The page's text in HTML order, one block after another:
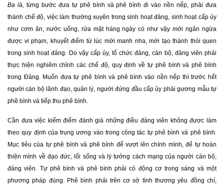
Ba là, từng bước đưa tự phê bình và phê bình đi vào nền nếp, phải đưa
thành chế độ, việc làm thường xuyên trong sinh hoạt đảng, sinh hoạt cấp ủy
như cơm ăn, nước uống, rửa mặt hàng ngày có như vậy mới ngăn ngừa
được vi phạm, khuyết điểm từ lúc mới manh nha, mới tạo thành thói quen
trong sinh hoạt đảng. Do vậy cấp ủy, tổ chức đảng, cán bộ, đảng viên phải
thực hiện nghiêm chỉnh các chế độ, quy định về tự phê bình và phê bình
trong Đảng. Muốn đưa tự phê bình và phê bình vào nền nếp thì trước hết
người cán bộ lãnh đạo, quản lý, người đứng đầu cấp ủy phải gương mẫu tự
phê bình và tiếp thu phê bình.
Cần đưa việc kiểm điểm đánh giá những điều đảng viên không được làm
theo quy định của trung ương vào trong công tác tự phê bình và phê bình.
Mục tiêu của tự phê bình và phê bình để vượt lên chính mình, để tự hoàn
thiện mình về đạo đức, lối sống và lý tưởng cách mạng của người cán bộ,
đảng viên. Tự phê bình và phê bình phải có động cơ trong sáng và một
phương pháp đúng. Phê bình phải trên cơ sở tình thương yêu đồng chí,